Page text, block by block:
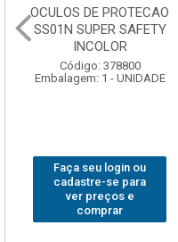
OCULOS DE PROTECAO
SS01N SUPER SAFETY
INCOLOR
Código: 378800
Embalagem: 1 - UNIDADE
Faça seu login ou
cadastre-se para
ver preços e
comprar